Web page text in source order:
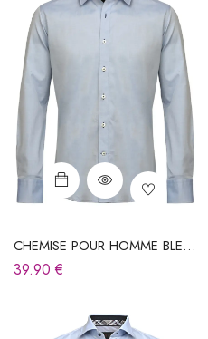
CHEMISE POUR HOMME BLEU
CIEL
39.90€